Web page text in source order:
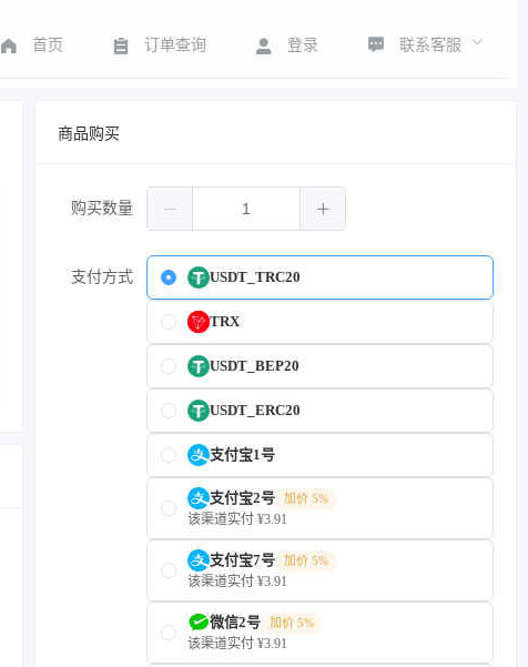
首页 订单查询 登录 联系客服
商品购买
购买数量
支付方式 USDT_TRC20
TRX
USDT_BEP20
USDT_ERC20
支付宝1号
支付宝2号 加价 5%
该渠道实付 ¥3.91
支付宝7号 加价 5%
该渠道实付 ¥3.91
微信2号 加价 5%
该渠道实付 ¥3.91